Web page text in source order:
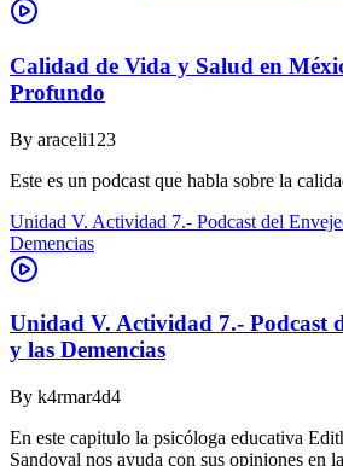
Calidad de Vida y Salud en
Profundo
By araceli123
Este es un podcast que habla sobre la
Unidad V. Actividad 7.- Podcast del
Demencias
Unidad V. Actividad 7.- Podcast
y las Demencias
By k4rmar4d4
En este capitulo la psicóloga educativa
Sandoval nos ayuda con sus opiniones en